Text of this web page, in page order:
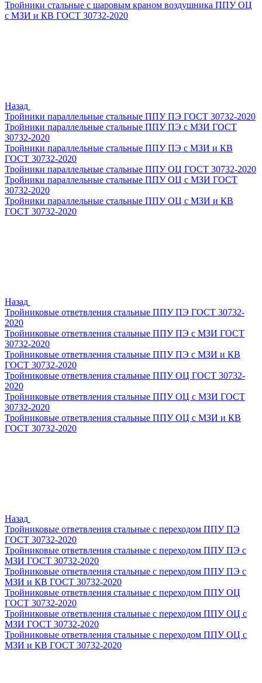
Тройники стальные с шаровым краном воздушника ППУ ОЦ
с МЗИ и КВ ГОСТ 30732-2020
Назад
Тройники параллельные стальные ППУ ПЭ ГОСТ 30732-2020
Тройники параллельные стальные ППУ ПЭ с МЗИ ГОСТ
30732-2020
Тройники параллельные стальные ППУ ПЭ с МЗИ и КВ
ГОСТ 30732-2020
Тройники параллельные стальные ППУ ОЦ ГОСТ 30732-2020
Тройники параллельные стальные ППУ ОЦ с МЗИ ГОСТ
30732-2020
Тройники параллельные стальные ППУ ОЦ с МЗИ и КВ
ГОСТ 30732-2020
Назад
Тройниковые ответвления стальные ППУ ПЭ ГОСТ 30732-
2020
Тройниковые ответвления стальные ППУ ПЭ с МЗИ ГОСТ
30732-2020
Тройниковые ответвления стальные ППУ ПЭ с МЗИ и КВ
ГОСТ 30732-2020
Тройниковые ответвления стальные ППУ ОЦ ГОСТ 30732-
2020
Тройниковые ответвления стальные ППУ ОЦ с МЗИ ГОСТ
30732-2020
Тройниковые ответвления стальные ППУ ОЦ с МЗИ и КВ
ГОСТ 30732-2020
Назад
Тройниковые ответвления стальные с переходом ППУ ПЭ
ГОСТ 30732-2020
Тройниковые ответвления стальные с переходом ППУ ПЭ с
МЗИ ГОСТ 30732-2020
Тройниковые ответвления стальные с переходом ППУ ПЭ с
МЗИ и КВ ГОСТ 30732-2020
Тройниковые ответвления стальные с переходом ППУ ОЦ
ГОСТ 30732-2020
Тройниковые ответвления стальные с переходом ППУ ОЦ с
МЗИ ГОСТ 30732-2020
Тройниковые ответвления стальные с переходом ППУ ОЦ с
МЗИ и КВ ГОСТ 30732-2020